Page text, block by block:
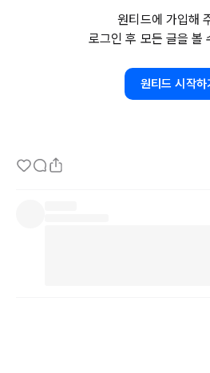
인드마이너 님의 말씀🤭 그리고 노션 인
님들의 이야기와 유머! 특히, 곧 있을 컨
원티드에 가입해
로그인 후 모든 글을 볼
원티드 시작하